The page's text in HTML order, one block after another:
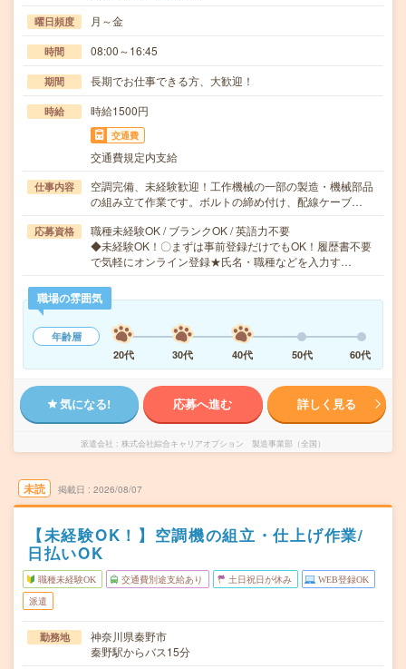
曜日頻度 月～金
時間 08:00～16:45
期間 長期でお仕事できる方、大歓迎！
時給 時給1500円
交通費
交通費規定内支給
仕事内容
空調完備、未経験歓迎！工作機械の一部の製造・機械部品
の組み立て作業です。ボルトの締め付け、配線ケーブ…
応募資格
職種未経験OK / ブランクOK / 英語力不要
◆未経験OK！〇まずは事前登録だけでもOK！履歴書不要
で気軽にオンライン登録★氏名・職種などを入力す…
職場の雰囲気
年齢層
20代
30代 40代 50代 60代
気になる! 応募へ進む 詳しく見る
派遣会社 株式会社綜合キャリアオプション 製造事業部（全国）
未読 掲載日 2026/08/07
【未経験OK！】空調機の組立・仕上げ作業/
日払いOK
職種未経験OK 交通費別途支給あり 土日祝日が休み WEB登録OK
派遣
勤務地
神奈川県秦野市
秦野駅からバス15分